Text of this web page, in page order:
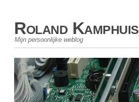
Roland Kamphuis
Mijn persoonlijke weblog